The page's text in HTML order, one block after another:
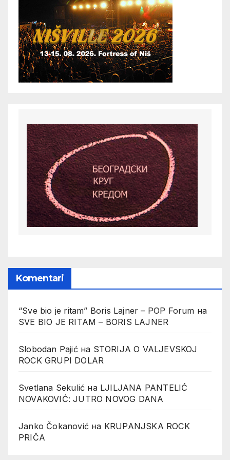
Komentari
“Sve bio je ritam” Boris Lajner – POP Forum на
SVE BIO JE RITAM – BORIS LAJNER
Slobodan Pajićна STORIJA O VALJEVSKOJ
ROCK GRUPI DOLAR
Svetlana Sekulić на LJILJANA PANTELIĆ
NOVAKOVIĆ: JUTRO NOVOG DANA
Janko Čokanović на KRUPANJSKA ROCK
PRIČA